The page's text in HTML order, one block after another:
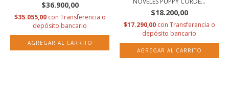
$36.900,00
$35.055,00 con Transferencia o
depósito bancario
AGREGAR AL CARRITO
$18.200,00
$17.290,00 con Transferencia o
depósito bancario
AGREGAR AL CARRITO